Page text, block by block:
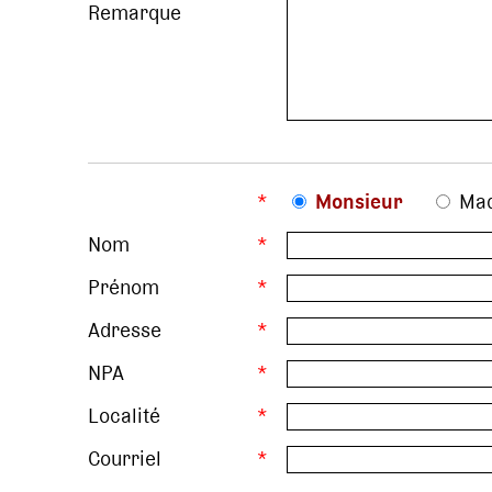
Remarque
* Monsieur
Nom
*
Prénom
*
Adresse
*
NPA
*
Localité
*
Courriel
*